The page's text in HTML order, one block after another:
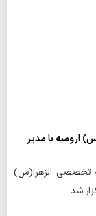
ارومیه با مدیر
تخصصی الزهرا(س)
شد.